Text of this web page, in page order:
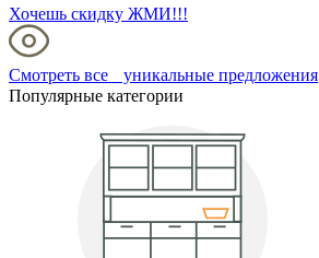
Хочешь скидку ЖМИ!!!
Смотреть все уникальные предложения
Популярные категории